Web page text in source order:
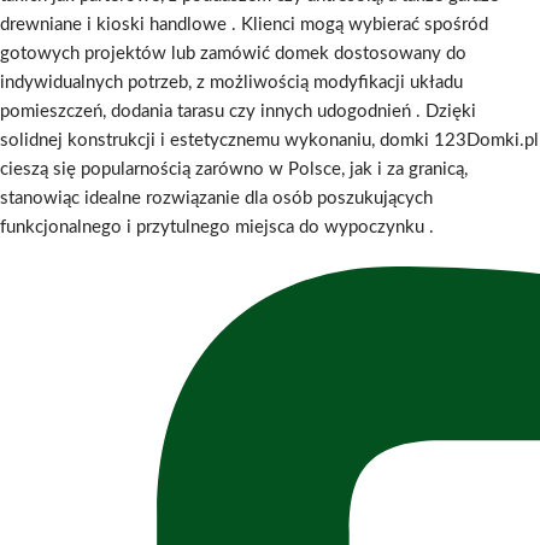
drewniane i kioski handlowe . Klienci mogą wybierać spośród
gotowych projektów lub zamówić domek dostosowany do
indywidualnych potrzeb, z możliwością modyfikacji układu
pomieszczeń, dodania tarasu czy innych udogodnień .
Dzięki
solidnej konstrukcji i estetycznemu wykonaniu, domki 123Domki.pl
cieszą się popularnością zarówno w Polsce, jak i za granicą,
stanowiąc idealne rozwiązanie dla osób poszukujących
funkcjonalnego i przytulnego miejsca do wypoczynku .